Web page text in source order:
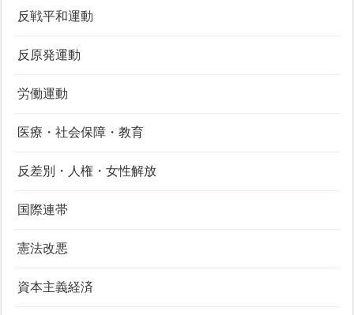
反戦平和運動
反原発運動
労働運動
医療・社会保障・教育
反差別・人権・女性解放
国際連帯
憲法改悪
資本主義経済